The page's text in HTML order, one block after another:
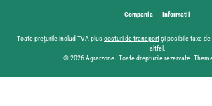
Compania Informații
Toate prețurile includ TVA plus costuri de transportși posibile taxe
altfel.
© 2026 Agrarzone - Toate drepturile rezervate.